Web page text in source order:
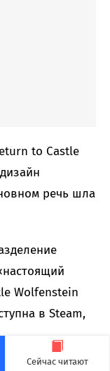
Сейчас читают
to Castle
речь шла
Wolfenstein
в Steam,